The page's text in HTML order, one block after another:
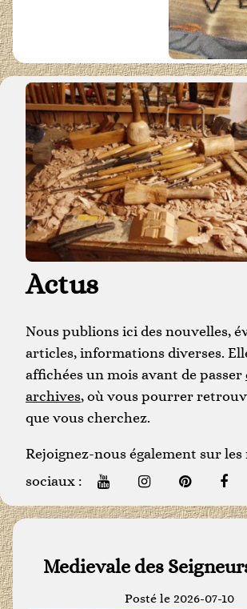
Actus
Nous publions ici des nouvelles,
articles, informations diverses.
affichées un mois avant de passer
archives, où vous pourrer
que vous cherchez.
Rejoignez-nous également sur les
sociaux :
Medievale des
Posté le 2026-07-10